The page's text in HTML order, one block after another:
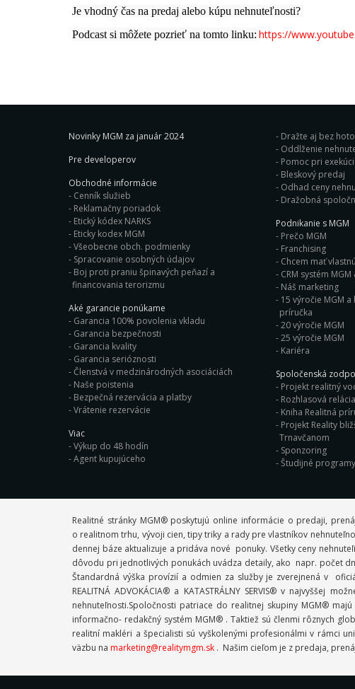
Je vhodný čas na predaj alebo kúpu nehnuteľnosti?
Podcast si môžete pozrieť na tomto linku: https://
Novinky MGM za január 2024
Pre developerov
Obchodné informácie
Cenník služieb
Reklamačny poriadok
Etický kódex NARKS
Eticky kodex MGM
Všeobecne obch. podmienky
Spracovanie osobných údajov
Boj proti praniu špinavých peňazí a
financovania terorizmu
Aké garancie ponúkame
Garancia 100% povolenia vkladu
Garancia bezpečnosti
Garancia kvality
Garancia serióznosti
Členstvá v medzinárodných asociáciách
Naše poistenia
Bezpečná rezervácia a platby
Vrátenie rezervácie
Viac
Výkup do 48 hodín
Agent kupujúceho
Dražte aj bez
Oddlženie
Pomoc pri exekúcii
Bleskový predaj
Odhad ceny
Dražobná
Podnikanie s MGM
Prečo MGM
Franchising
Chcem mať
CRM systém
Náš marketing
15 výročie MGM
príručka
20 výročie MGM
25 výročie MGM
Kariéra
Spoločenská
Projekt realitný
Rozhlasová relácia
Kniha Realitná
Projekt Reality
Trnavčanom
Sponzoring
Študijné
Realitné stránky MGM® poskytujú online informácie o predaji,
o realitnom trhu, vývoji cien, tipy triky a rady pre vlastníkov
dennej báze aktualizuje a pridáva nové ponuky. Všetky ceny
dôvodu pri jednotlivých ponukách uvádza detaily, ako napr. počet
Štandardná výška provízií a odmien za služby je zverejnená v
REALITNÁ ADVOKÁCIA® a KATASTRÁLNY SERVIS® v najvyššej
nehnuteľnosti.Spoločnosti patriace do realitnej skupiny MGM®
informačno- redakčný systém MGM® . Taktiež sú členmi rôznych
realitní makléri a špecialisti sú vyškolenými profesionálmi v rámci
väzbu na marketing@realitymgm.sk . Našim cieľom je z predaja,